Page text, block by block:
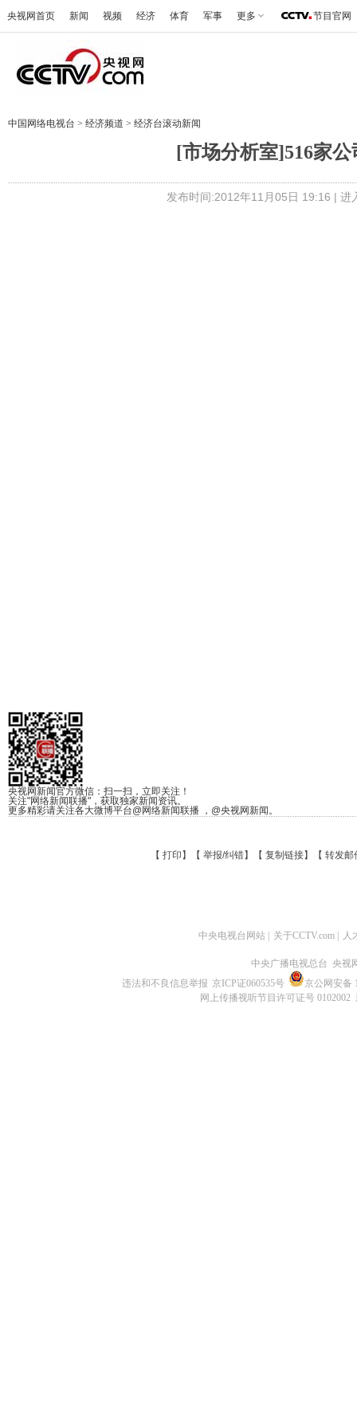
央视网首页 新闻 视频 经济 体育 军事 更多 节目官网
中国网络电视台 > 经济频道 > 经济台滚动新闻
[市场分析室]516家公
发布时间:2012年11月05日 19:16 | 进
央视网新闻官方微信：扫一扫，立即关注！
关注"网络新闻联播"，获取独家新闻资讯。
更多精彩请关注各大微博平台@网络新闻联播 ，@央视网新闻。
【 打印 】【 举报/纠错】【 复制链接】【 转发邮
中央电视台网站 关于CCTV.com 人
中央广播电视总台 央视
违法和不良信息举报 京ICP证060535号
京公网安备
网上传播视听节目许可证号 0102002